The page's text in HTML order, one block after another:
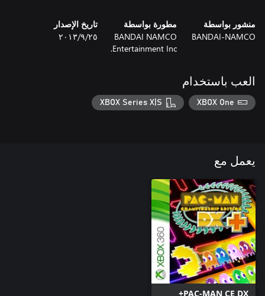
منشور بواسطة
BANDAI-NAMCO
مطورة بواسطة
BANDAI NAMCO
Entertainment Inc.
تاريخ الإصدار
٢٥‏/٩‏/٢٠١٣
العب باستخدام
XBOX One
XBOX Series X|S
يعمل مع
PAC-MAN CE DX+